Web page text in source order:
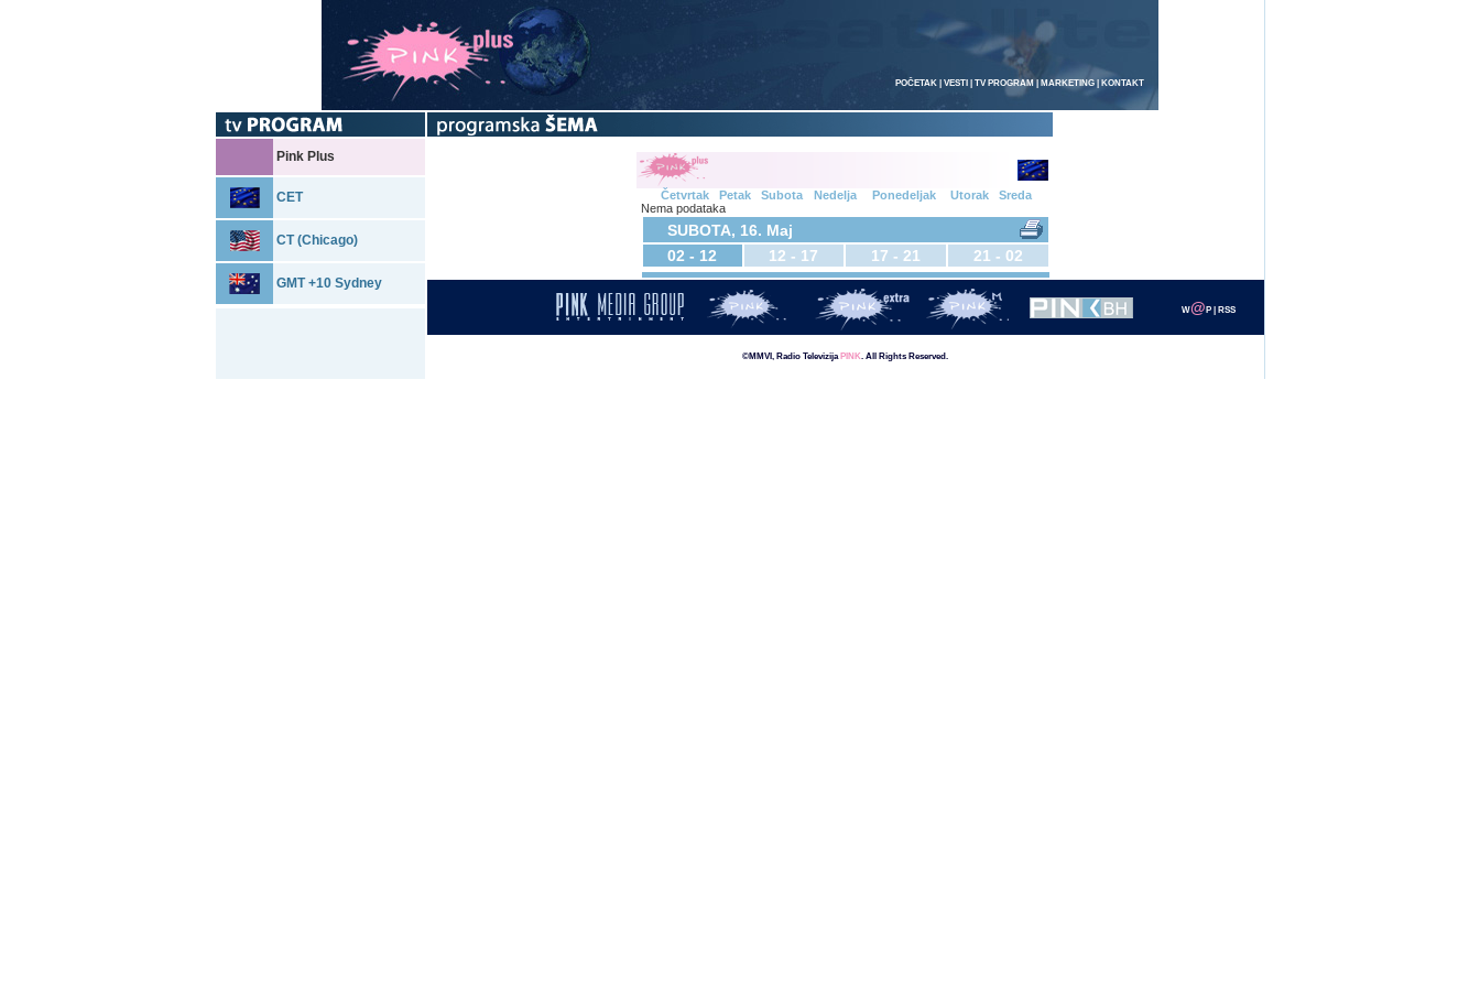
POČETAK| VESTI TV PROGRAM MARKETING| KONTAKT
Pink Plus
CET
CT (Chicago)
GMT +10 Sydney
Četvrtak Petak Subota Nedelja Ponedeljak Utorak
Sreda
Nema podataka
SUBOTA, 16. Maj
02 - 12
12 - 17 17 - 21 21 - 02
W@ P RSS
©MMVI, Radio Televizija PINK. All Rights Reserved.